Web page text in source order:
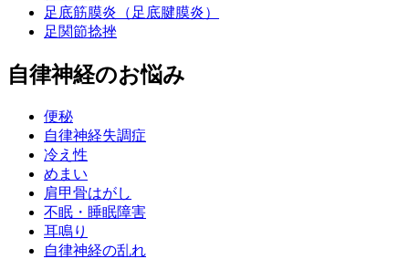
足底筋膜炎（足底腱膜炎）
足関節捻挫
自律神経のお悩み
便秘
自律神経失調症
冷え性
めまい
肩甲骨はがし
不眠・睡眠障害
耳鳴り
自律神経の乱れ